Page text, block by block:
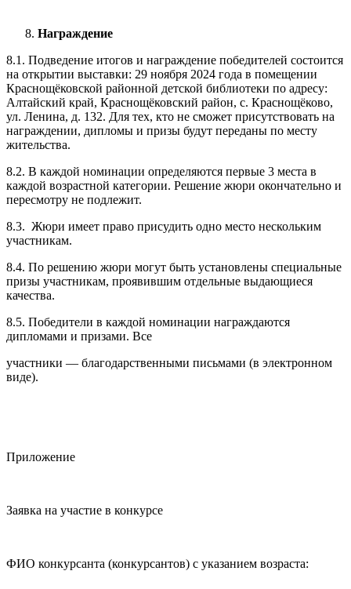
Награждение
8.1. Подведение итогов и награждение победителей состоится
на открытии выставки: 29 ноября 2024 года в помещении
Краснощёковской районной детской библиотеки по адресу:
Алтайский край, Краснощёковский район, с. Краснощёково,
ул. Ленина, д. 132. Для тех, кто не сможет присутствовать на
награждении, дипломы и призы будут переданы по месту
жительства.
8.2. В каждой номинации определяются первые 3 места в
каждой возрастной категории. Решение жюри окончательно и
пересмотру не подлежит.
8.3. Жюри имеет право присудить одно место нескольким
участникам.
8.4. По решению жюри могут быть установлены специальные
призы участникам, проявившим отдельные выдающиеся
качества.
8.5. Победители в каждой номинации награждаются
дипломами и призами. Все
участники — благодарственными письмами (в электронном
виде).
Приложение
Заявка на участие в конкурсе
ФИО конкурсанта (конкурсантов) с указанием возраста: